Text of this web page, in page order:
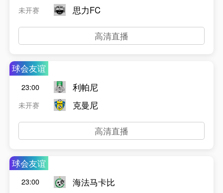
未开赛
思力FC
高清直播
球会友谊
23:00
未开赛
利帕尼
克曼尼
高清直播
球会友谊
23:00
海法马卡比